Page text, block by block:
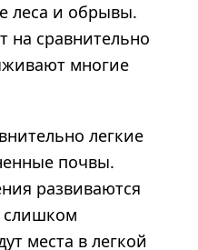
леса и обрывы.
на сравнительно
многие
легкие
почвы.
развиваются
слишком
места в легкой